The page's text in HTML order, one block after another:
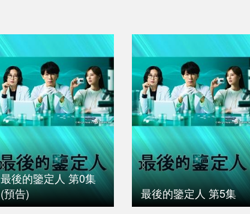
最後的鑒定人 第0集
(預告)
最後的鑒定人 第5集